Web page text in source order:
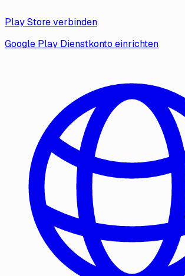
Play Store verbinden
Google Play Dienstkonto einrichten